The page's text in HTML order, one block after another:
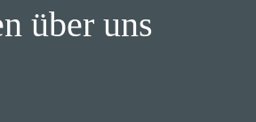
über uns